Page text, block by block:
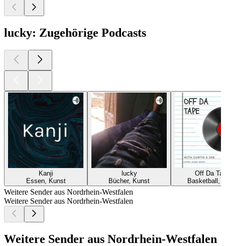
lucky: Zugehörige Podcasts
Kanji
Essen, Kunst
lucky
Bücher, Kunst
Off Da
Basketball,
Weitere Sender aus Nordrhein-Westfalen
Weitere Sender aus Nordrhein-Westfalen
Weitere Sender aus Nordrhein-Westfalen